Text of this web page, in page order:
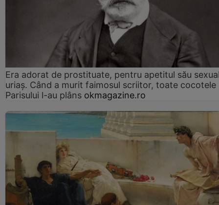
Era adorat de prostituate, pentru apetitul său
uriaș. Când a murit faimosul scriitor, toate cocotele
Parisului l-au plâns okmagazine.ro